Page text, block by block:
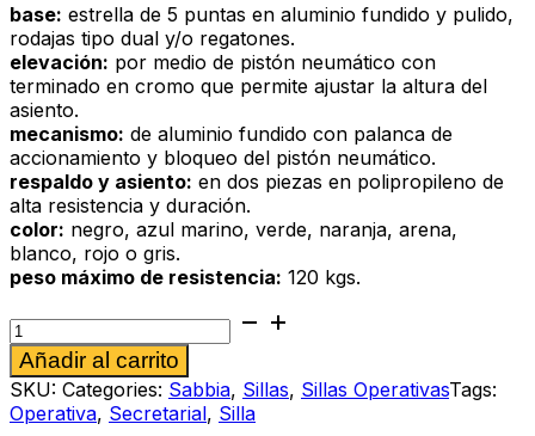
base: estrella de 5 puntas en aluminio fundido y pulido,
rodajas tipo dual y/o regatones.
elevación: por medio de pistón neumático con
terminado en cromo que permite ajustar la altura del
asiento.
mecanismo: de aluminio fundido con palanca de
accionamiento y bloqueo del pistón neumático.
respaldo y asiento: en dos piezas en polipropileno de
alta resistencia y duración.
color: negro, azul marino, verde, naranja, arena,
blanco, rojo o gris.
peso máximo de resistencia: 120 kgs.
Silla
operativa
Sabbia
286
al
azul
Añadir al carrito
SKU: Categories: Sabbia, Sillas, Sillas OperativasTags:
Operativa, Secretarial, Silla